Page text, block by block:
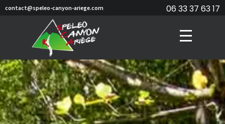
contact@speleo-canyon-ariege.com 06 33 37 63 17